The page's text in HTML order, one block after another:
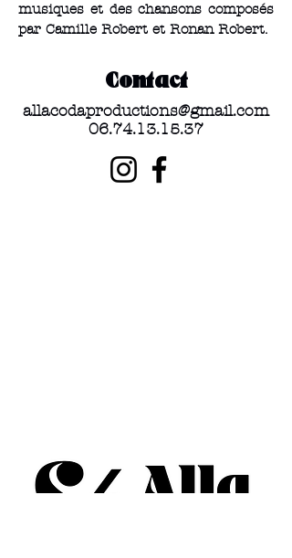
musiques et des chansons composés
par Camille Robert et Ronan Robert.
Contact
allacodaproductions@gmail.com
06.74.13.15.37